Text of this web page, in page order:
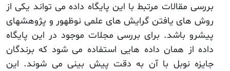
بررسی مقالات مرتبط با این پایگاه داده می تواند یکی از
روش های یافتن گرایش های علمی نوظهور و پژوهشهای
پیشرو باشد. برای بررسی مجلات موجود در این پایگاه
داده از همان داده هایی استفاده می شود که برندگان
جایزه نوبل با آن به دقت پیش بینی می شوند. این